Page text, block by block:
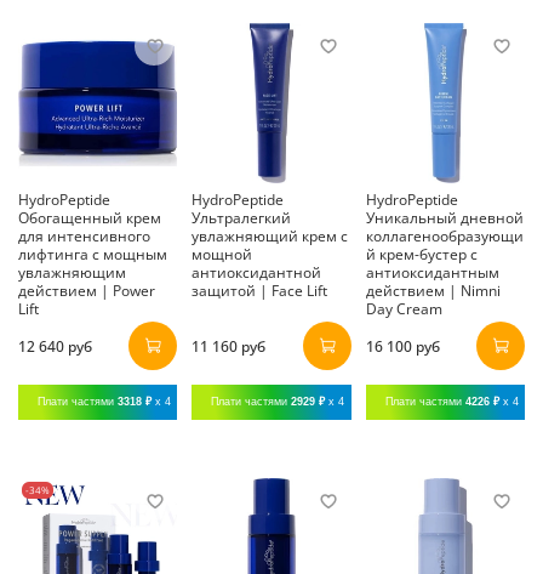
HydroPeptide
Обогащенный крем
для интенсивного
лифтинга с мощным
увлажняющим
действием | Power
Lift
12 640 руб
Плати частями 3318 ₽ x 4
HydroPeptide
Ультралегкий
увлажняющий крем с
мощной
антиоксидантной
защитой | Face Lift
11 160 руб
Плати частями2929 ₽ x 4
HydroPeptide
Уникальный дневной
коллагенообразующи
й крем-бустер с
антиоксидантным
действием | Nimni
Day Cream
16 100 руб
Плати частями 4226 ₽ x 4
-34%